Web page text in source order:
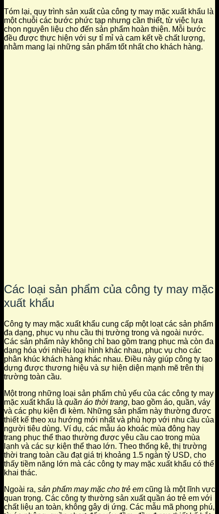
Tóm lại, quy trình sản xuất của công ty may mặc xuất khẩu là
một chuỗi các bước phức tạp nhưng cần thiết, từ việc lựa
chọn nguyên liệu cho đến sản phẩm hoàn thiện. Mỗi bước
đều được thực hiện với sự tỉ mỉ và cam kết về chất lượng,
nhằm mang lại những sản phẩm tốt nhất cho khách hàng.
Các loại sản phẩm của công ty may mặc
xuất khẩu
Công ty may mặc xuất khẩu cung cấp một loạt các sản phẩm
đa dạng, phục vụ nhu cầu thị trường trong và ngoài nước.
Các sản phẩm này không chỉ bao gồm trang phục mà còn đa
dạng hóa với nhiều loại hình khác nhau, phục vụ cho các
phân khúc khách hàng khác nhau. Điều này giúp công ty tạo
dựng được thương hiệu và sự hiện diện mạnh mẽ trên thị
trường toàn cầu.
Một trong những loại sản phẩm chủ yếu của các công ty may
mặc xuất khẩu là quần áo thời trang, bao gồm áo, quần, váy
và các phụ kiện đi kèm. Những sản phẩm này thường được
thiết kế theo xu hướng mới nhất và phù hợp với nhu cầu của
người tiêu dùng. Ví dụ, các mẫu áo khoác mùa đông hay
trang phục thể thao thường được yêu cầu cao trong mùa
lạnh và các sự kiện thể thao lớn. Theo thống kê, thị trường
thời trang toàn cầu đạt giá trị khoảng 1.5 ngàn tỷ USD, cho
thấy tiềm năng lớn mà các công ty may mặc xuất khẩu có thể
khai thác.
Ngoài ra, sản phẩm may mặc cho trẻ em cũng là một lĩnh vực
quan trọng. Các công ty thường sản xuất quần áo trẻ em với
chất liệu an toàn, không gây dị ứng. Các mẫu mã phong phú,